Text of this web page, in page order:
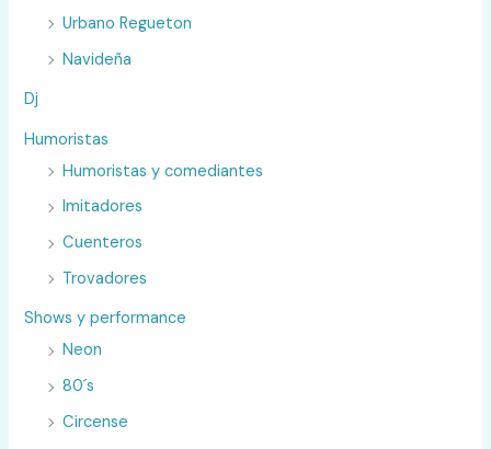
Urbano Regueton
Navideña
Dj
Humoristas
Humoristas y comediantes
Imitadores
Cuenteros
Trovadores
Shows y performance
Neon
80´s
Circense